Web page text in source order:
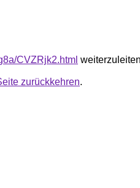
CVZRjk2.html
zurückkehren.